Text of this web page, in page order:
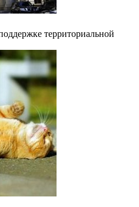
территориальной